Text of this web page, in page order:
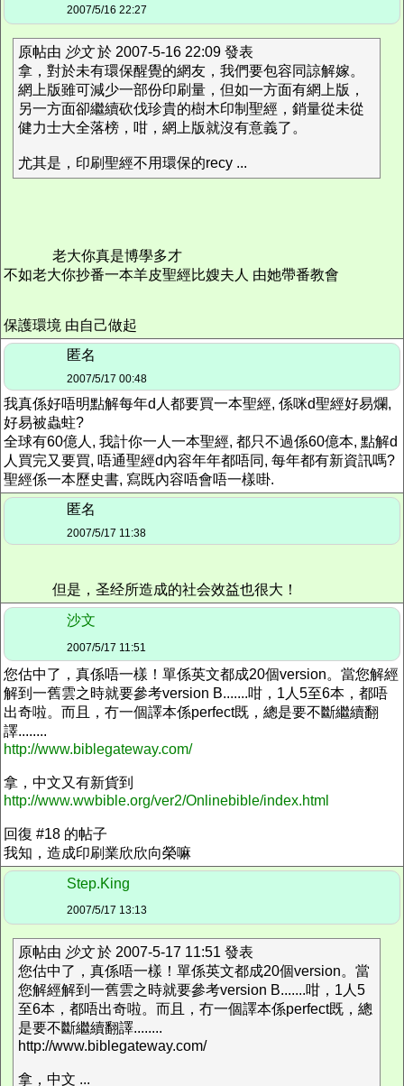
2007/5/16 22:27
原帖由 沙文於 2007-5-16 22:09 發表
拿，對於未有環保醒覺的網友，我們要包容同諒解嫁。
網上版雖可減少一部份印刷量，但如一方面有網上版，
另一方面卻繼續砍伐珍貴的樹木印制聖經，銷量從未從
健力士大全落榜，咁，網上版就沒有意義了。
尤其是，印刷聖經不用環保的recy ...
老大你真是博學多才
不如老大你抄番一本羊皮聖經比嫂夫人 由她帶番教會
保護環境 由自己做起
匿名
2007/5/17 00:48
我真係好唔明點解每年d人都要買一本聖經, 係咪d聖經好易爛,
好易被蟲蛀?
全球有60億人, 我計你一人一本聖經, 都只不過係60億本, 點解d
人買完又要買, 唔通聖經d內容年年都唔同, 每年都有新資訊嗎?
聖經係一本歷史書, 寫既內容唔會唔一樣啩.
匿名
2007/5/17 11:38
但是，圣经所造成的社会效益也很大！
沙文
2007/5/17 11:51
您估中了，真係唔一樣！單係英文都成20個version。當您解經
解到一舊雲之時就要參考version B.......咁，1人5至6本，都唔
出奇啦。而且，冇一個譯本係perfect既，總是要不斷繼續翻
譯........
http://www.biblegateway.com/
拿，中文又有新貨到
http://www.wwbible.org/ver2/Onlinebible/index.html
回復 #18 的帖子
我知，造成印刷業欣欣向榮嘛
Step.King
2007/5/17 13:13
原帖由 沙文於 2007-5-17 11:51 發表
您估中了，真係唔一樣！單係英文都成20個version。當
您解經解到一舊雲之時就要參考version B.......咁，1人5
至6本，都唔出奇啦。而且，冇一個譯本係perfect既，總
是要不斷繼續翻譯........
http://www.biblegateway.com/
拿，中文 ...